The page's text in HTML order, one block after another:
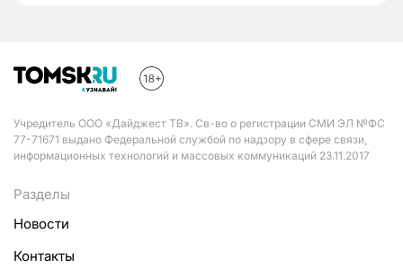
Учредитель ООО «Дайджест ТВ». Св-во о регистрации СМИ ЭЛ №ФС
77-71671 выдано Федеральной службой по надзору в сфере связи,
информационных технологий и массовых коммуникаций 23.11.2017
Разделы
Новости
Контакты